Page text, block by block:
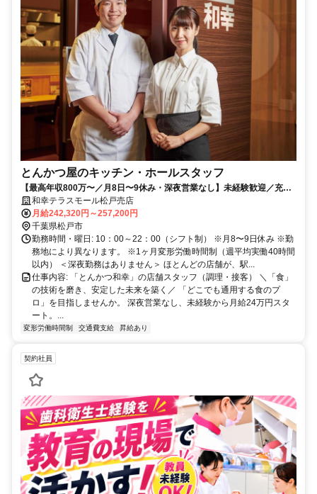
とんかつ屋のキッチン・ホールスタッフ
【最高年収800万〜／月8日〜9休み・深夜営業なし】未経験歓迎／充実
研修／定着率9割超／60年以上の黒字！安定系企業！
和幸テラスモール松戸売店
月給242,320円～257,200円
千葉県松戸市
勤務時間・曜日: 10：00～22：00（シフト制） ※月8〜9日休み ※勤
務地により異なります。 ※1ヶ月変形労働時間制（週平均実働40時間
以内） ＜深夜勤務はありません＞ ほとんどの店舗が、駅...
仕事内容: 「とんかつ和幸」の店舗スタッフ（調理・接客） ＼「食」
の技術を磨き、安定した未来を築く／ 「どこでも通用する食のプ
ロ」を目指しませんか。 深夜営業なし、未経験から月給24万円スタ
ート。...
変形労働時間制 交通費支給 昇給あり
契約社員